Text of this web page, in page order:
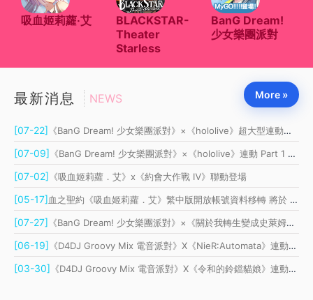
吸血姬莉蘿‧艾
BLACKSTAR-
Theater
Starless
BanG Dream!
少女樂團派對
最新消息 NEWS More »
[07-22] 《BanG Dream! 少女樂團派對》×《hololive》超大型連動正式展開 Part 2
[07-09] 《BanG Dream! 少女樂團派對》×《hololive》連動 Part 1 登場
[07-02] 《吸血姬莉蘿．艾》x《約會大作戰 Ⅳ》聯動登場
[05-17]血之聖約《吸血姬莉蘿．艾》繁中版開放帳號資料移轉 將於 6 月重新上線
[07-27] 《BanG Dream! 少女樂團派對》×《關於我轉生變成史萊姆這檔事》連動開催！
[06-19] 《D4DJ Groovy Mix 電音派對》X《NieR:Automata》連動開催！
[03-30] 《D4DJ Groovy Mix 電音派對》X《令和的鈴鐺貓娘》連動開催！